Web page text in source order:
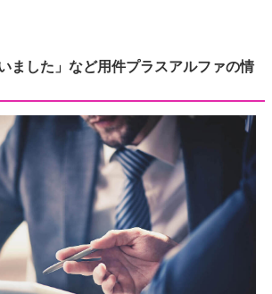
ました」など用件プラスアルファの情